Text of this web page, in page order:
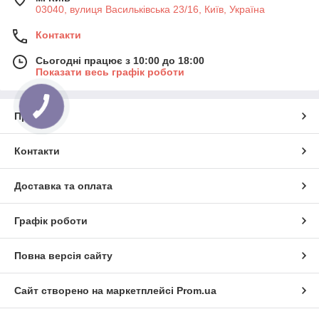
03040, вулиця Васильківська 23/16, Київ, Україна
Контакти
Сьогодні працює з 10:00 до 18:00
Показати весь графік роботи
Про нас
Контакти
Доставка та оплата
Графік роботи
Повна версія сайту
Сайт створено на маркетплейсі Prom.ua